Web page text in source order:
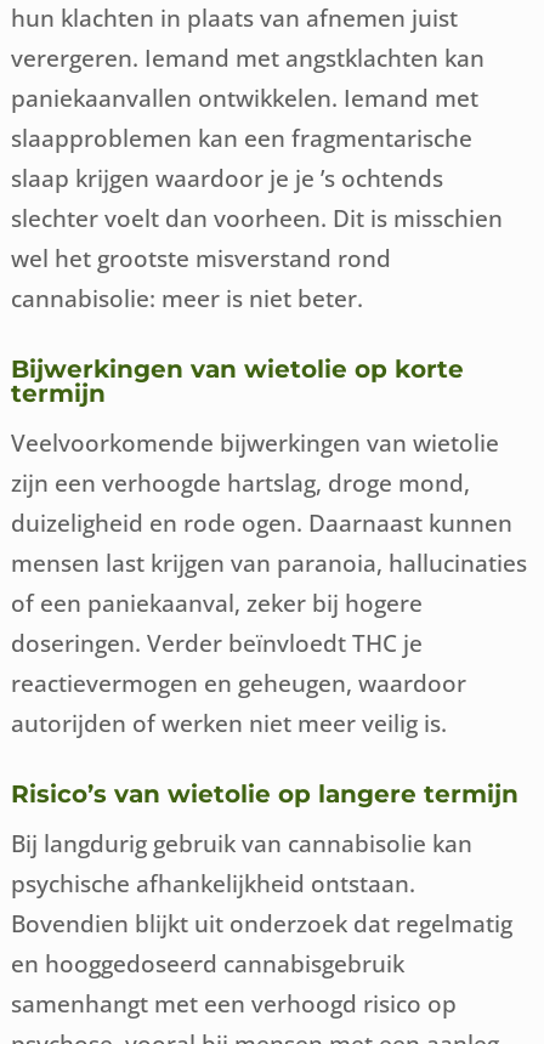
hun klachten in plaats van afnemen juist
verergeren. Iemand met angstklachten kan
paniekaanvallen ontwikkelen. Iemand met
slaapproblemen kan een fragmentarische
slaap krijgen waardoor je je ’s ochtends
slechter voelt dan voorheen. Dit is misschien
wel het grootste misverstand rond
cannabisolie: meer is niet beter.
Bijwerkingen van wietolie op korte
termijn
Veelvoorkomende bijwerkingen van wietolie
zijn een verhoogde hartslag, droge mond,
duizeligheid en rode ogen. Daarnaast kunnen
mensen last krijgen van paranoia, hallucinaties
of een paniekaanval, zeker bij hogere
doseringen. Verder beïnvloedt THC je
reactievermogen en geheugen, waardoor
autorijden of werken niet meer veilig is.
Risico’s van wietolie op langere termijn
Bij langdurig gebruik van cannabisolie kan
psychische afhankelijkheid ontstaan.
Bovendien blijkt uit onderzoek dat regelmatig
en hooggedoseerd cannabisgebruik
samenhangt met een verhoogd risico op